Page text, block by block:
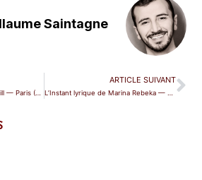
Saintagne
BENJAMIN, Into the Little Hill — Paris (Athénée)
ARTICLE SUIVANT
L’Instant lyrique de Marina Rebeka — Paris (Elephant Paname)